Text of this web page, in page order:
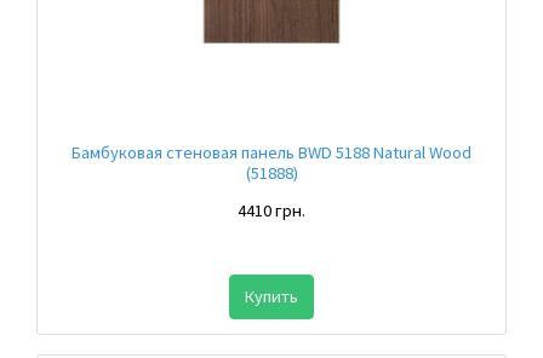
Бамбуковая стеновая панель BWD 5188 Natural Wood
(51888)
4410 грн.
Купить